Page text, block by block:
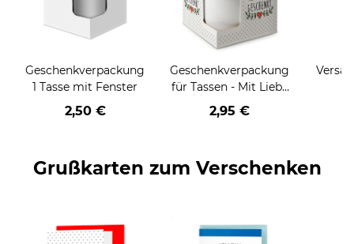
Geschenkverpackung
1 Tasse mit Fenster
2,50 €
Geschenkverpackung
für Tassen - Mit Liebe
geschenkt
2,95 €
Grußkarten zum Verschenken